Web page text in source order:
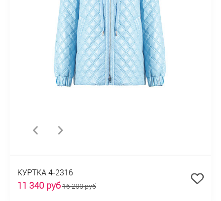
КУРТКА 4-2316
11 340 руб16 200 руб